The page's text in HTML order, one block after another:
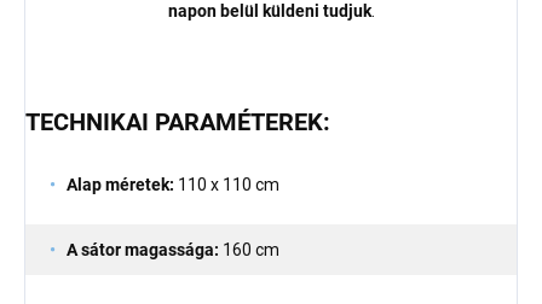
napon belül küldeni tudjuk.
TECHNIKAI PARAMÉTEREK:
Alap méretek: 110 x 110 cm
A sátor magassága: 160 cm